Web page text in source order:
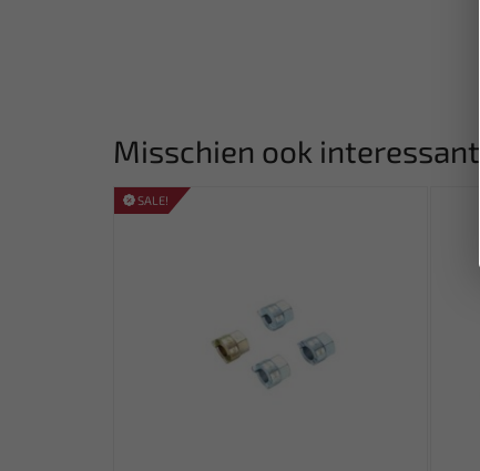
Misschien ook interessant:
SALE!